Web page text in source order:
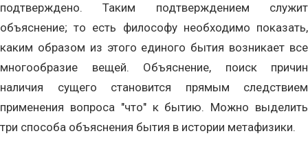
подтверждено. Таким подтверждением служит
объяснение; то есть философу необходимо показать,
каким образом из этого единого бытия возникает все
многообразие вещей. Объяснение, поиск причин
наличия сущего становится прямым следствием
применения вопроса "что" к бытию. Можно выделить
три способа объяснения бытия в истории метафизики.